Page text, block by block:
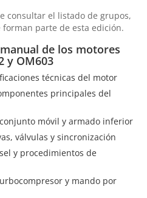
consultar el listado de grupos,
parte de esta edición.
de los motores
y OM603
técnicas del motor
principales del
móvil y armado inferior
válvulas y sincronización
y procedimientos de
y mando por